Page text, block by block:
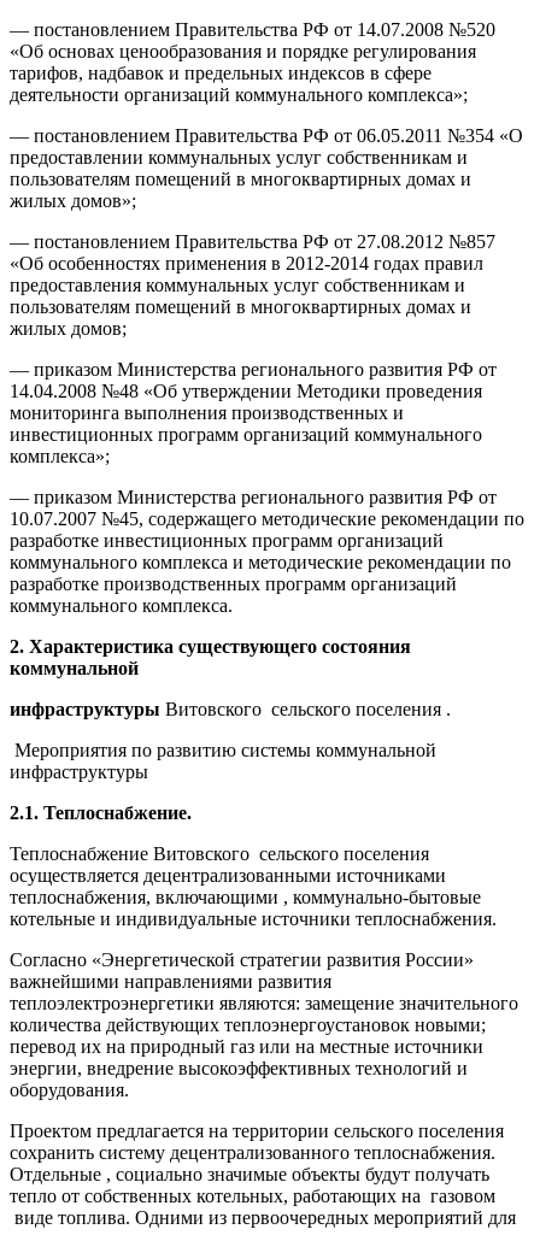
— постановлением Правительства РФ от 14.07.2008 №520
«Об основах ценообразования и порядке регулирования
тарифов, надбавок и предельных индексов в сфере
деятельности организаций коммунального комплекса»;
— постановлением Правительства РФ от 06.05.2011 №354 «О
предоставлении коммунальных услуг собственникам и
пользователям помещений в многоквартирных домах и
жилых домов»;
— постановлением Правительства РФ от 27.08.2012 №857
«Об особенностях применения в 2012-2014 годах правил
предоставления коммунальных услуг собственникам и
пользователям помещений в многоквартирных домах и
жилых домов;
— приказом Министерства регионального развития РФ от
14.04.2008 №48 «Об утверждении Методики проведения
мониторинга выполнения производственных и
инвестиционных программ организаций коммунального
комплекса»;
— приказом Министерства регионального развития РФ от
10.07.2007 №45, содержащего методические рекомендации по
разработке инвестиционных программ организаций
коммунального комплекса и методические рекомендации по
разработке производственных программ организаций
коммунального комплекса.
2. Характеристика существующего состояния
коммунальной
инфраструктуры Витовского сельского поселения .
Мероприятия по развитию системы коммунальной
инфраструктуры
2.1. Теплоснабжение.
Теплоснабжение Витовского сельского поселения
осуществляется децентрализованными источниками
теплоснабжения, включающими , коммунально-бытовые
котельные и индивидуальные источники теплоснабжения.
Согласно «Энергетической стратегии развития России»
важнейшими направлениями развития
теплоэлектроэнергетики являются: замещение значительного
количества действующих теплоэнергоустановок новыми;
перевод их на природный газ или на местные источники
энергии, внедрение высокоэффективных технологий и
оборудования.
Проектом предлагается на территории сельского поселения
сохранить систему децентрализованного теплоснабжения.
Отдельные , социально значимые объекты будут получать
тепло от собственных котельных, работающих на газовом
виде топлива. Одними из первоочередных мероприятий для